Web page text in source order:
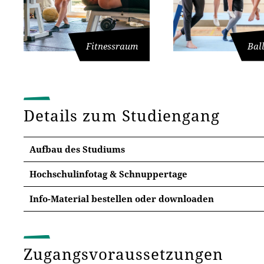
Fitnessraum
Details zum Studiengang
Aufbau des Studiums
Hochschulinfotag & Schnuppertage
Infotage
Hochschulinfotag
persönlich von
Info-Material bestellen oder downloaden
nach Hause.
Zugangsvoraussetzungen